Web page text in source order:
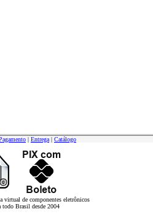
| Entrega | Catálogo
virtual de componentes eletrônicos
todo Brasil desde 2004